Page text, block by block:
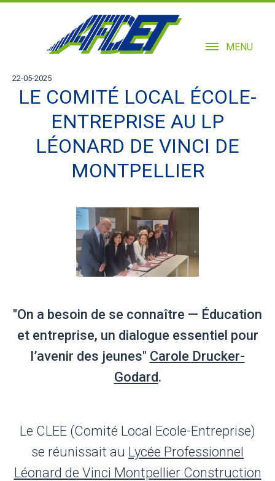
MENU
22-05-2025
LE COMITÉ LOCAL ÉCOLE-
ENTREPRISE AU LP
LÉONARD DE VINCI DE
MONTPELLIER
"On a besoin de se connaître — Éducation
et entreprise, un dialogue essentiel pour
l’avenir des jeunes" Carole Drucker-
Godard.
Le CLEE (Comité Local Ecole-Entreprise)
se réunissait au Lycée Professionnel
Léonard de Vinci Montpellier Construction